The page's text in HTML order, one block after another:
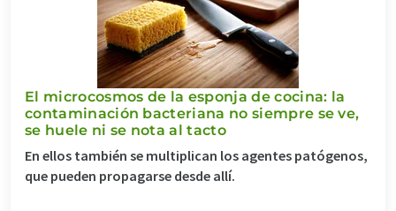
El microcosmos de la esponja de cocina: la
contaminación bacteriana no siempre se ve,
se huele ni se nota al tacto
En ellos también se multiplican los agentes patógenos,
que pueden propagarse desde allí.